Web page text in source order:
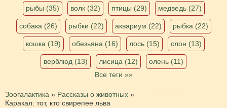
рыбы (35) волк (32) птицы (29) медведь (27)
собака (26) рыбки (22) аквариум (22) рыбка (22)
кошка (19) обезьяна (16) лось (15) слон (13)
верблюд (13) лисица (12)
олень (11)
Все теги »»
Зоогалактика » Рассказы о животных »
Каракал: тот, кто свирепее льва